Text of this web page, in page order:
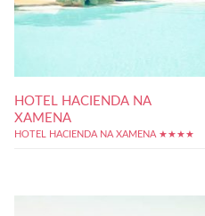
HOTEL HACIENDA NA
XAMENA
HOTEL HACIENDA NA XAMENA ★★★★